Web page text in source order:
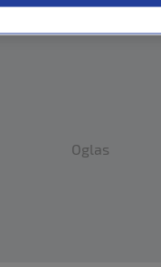
REGIJA|30. jan.| 0
Oglas